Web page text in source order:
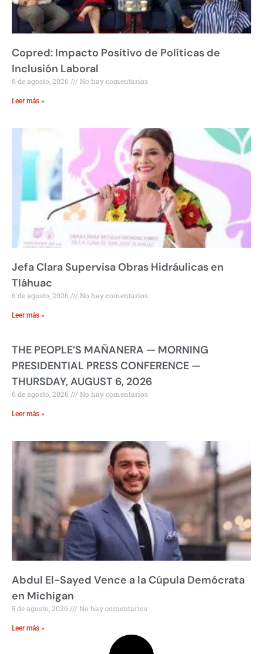
Copred: Impacto Positivo de Políticas de
Inclusión Laboral
6 de agosto, 2026 No hay comentarios
Leer más »
Jefa Clara Supervisa Obras Hidráulicas en
Tláhuac
6 de agosto, 2026 No hay comentarios
Leer más »
THE PEOPLE’S MAÑANERA — MORNING
PRESIDENTIAL PRESS CONFERENCE —
THURSDAY, AUGUST 6, 2026
6 de agosto, 2026 No hay comentarios
Leer más »
Abdul El-Sayed Vence a la Cúpula Demócrata
en Michigan
5 de agosto, 2026 No hay comentarios
Leer más »